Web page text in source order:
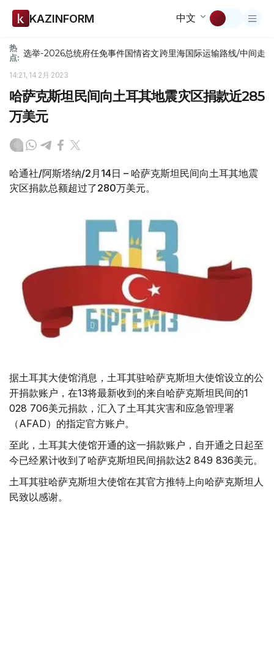
KAZINFORM 中文
热
点: 选举-2026总统府任免事件国情咨文跨里海国际运输路线/中间走廊
14:21, 14 2月 2023
哈萨克斯坦民间向土耳其地震灾区捐款近285
万美元
哈通社/阿斯塔纳/2月14日 – 哈萨克斯坦民间向土耳其地震
灾区捐款总额超过了280万美元。
据土耳其大使馆消息，土耳其驻哈萨克斯坦大使馆设立的公
开捐款账户，在13将最新收到的来自哈萨克斯坦民间的1
028 706美元捐款，汇入了土耳其灾害和应急管理署
（AFAD）的指定官方账户。
至此，土耳其大使馆开通的这一捐款账户，自开通之日起至
今已经累计收到了哈萨克斯坦民间捐款达2 849 836美元。
土耳其驻哈萨克斯坦大使馆在其官方推特上向哈萨克斯坦人
民致以感谢。